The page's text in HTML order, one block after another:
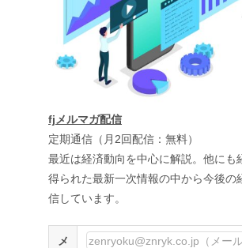
fjメルマガ配信
定期通信（月2回配信：無料）
最近は経済動向を中心に解説。他にも
得られた最新一次情報の中から今後の
信しています。
メ